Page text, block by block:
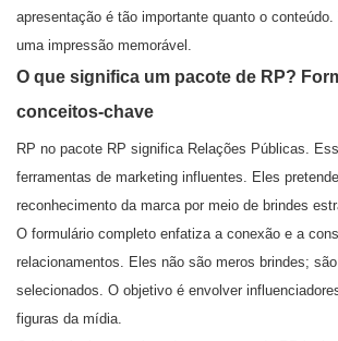
apresentação é tão importante quanto o
uma impressão memorável.
O que significa um pacote de RP?
conceitos-chave
RP no pacote RP significa Relações Públicas.
ferramentas de marketing influentes. Eles
reconhecimento da marca por meio de brindes
O formulário completo enfatiza a conexão e a
relacionamentos. Eles não são meros brindes;
selecionados. O objetivo é envolver
figuras da mídia.